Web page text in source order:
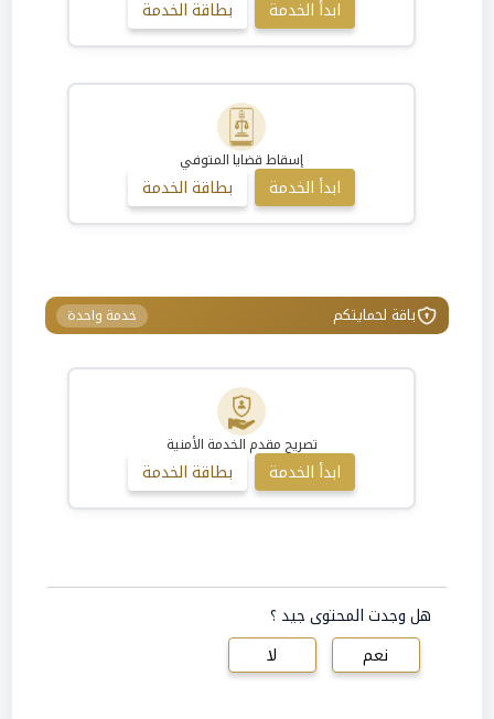
ابدأ الخدمة بطاقة الخدمة
إسقاط قضايا المتوفي
ابدأ الخدمة بطاقة الخدمة
باقة لحمايتكم خدمة واحدة
تصريح مقدم الخدمة الأمنية
ابدأ الخدمة بطاقة الخدمة
هل وجدت المحتوى جيد ؟
نعم لا